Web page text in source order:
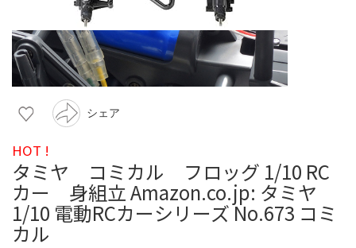
シェア
HOT !
タミヤ コミカル フロッグ 1/10 RC
カー 身組立 Amazon.co.jp: タミヤ
1/10 電動RCカーシリーズ No.673 コミ
カル